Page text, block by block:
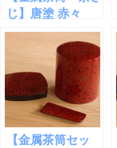
じ】唐塗 赤々
【金属茶筒セッ